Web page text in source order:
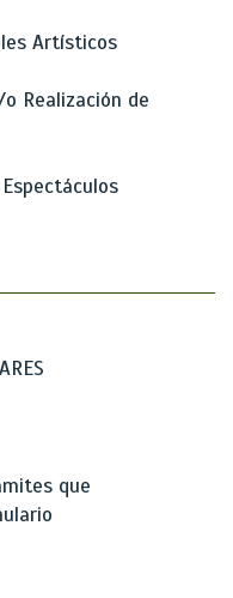
Artísticos
Realización de
que